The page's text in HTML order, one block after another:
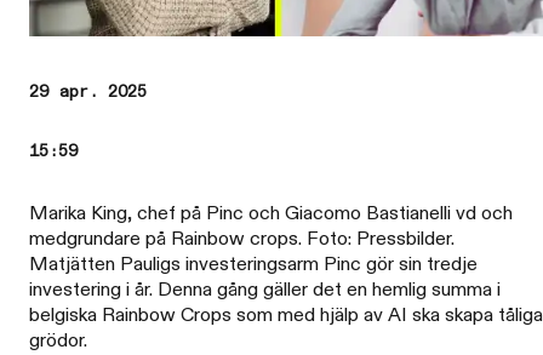
29 apr. 2025
15:59
Marika King, chef på Pinc och Giacomo Bastianelli vd och
medgrundare på Rainbow crops. Foto: Pressbilder.
Matjätten Pauligs investeringsarm Pinc gör sin tredje
investering i år. Denna gång gäller det en hemlig summa i
belgiska Rainbow Crops som med hjälp av AI ska skapa
grödor.